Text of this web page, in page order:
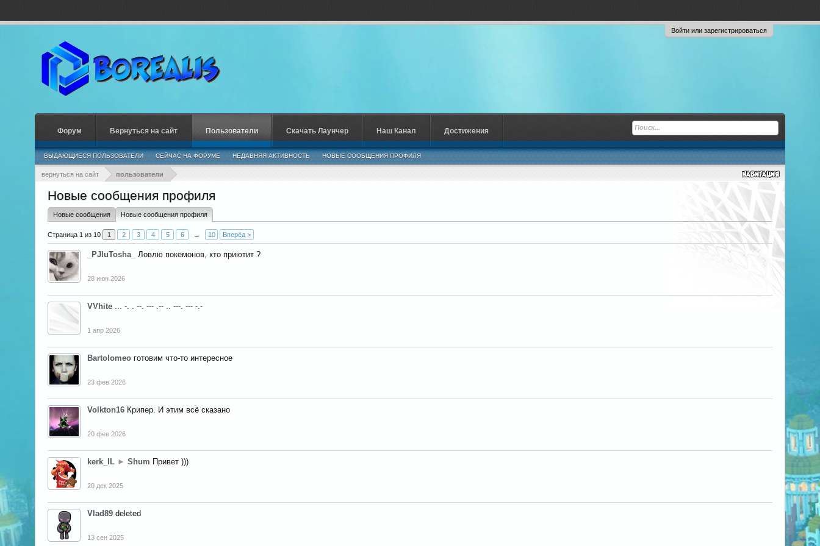
Войти или зарегистрироваться
вернуться на сайт пользователи
Новые сообщения профиля
Новые сообщения Новые сообщения профиля
Страница 1 из 10 1 2 3 4 5 6 → 10 Вперёд >
_PJluTosha_ Ловлю покемонов, кто приютит ?
28 июн 2026
VVhite ... -. . --. --- .-- .. ---. --- -.-
1 апр 2026
Bartolomeo готовим что-то интересное
23 фев 2026
Volkton16 Крипер. И этим всё сказано
20 фев 2026
kerk_IL ► Shum Привет )))
20 дек 2025
Vlad89 deleted
13 сен 2025
Форум Вернуться на сайт Пользователи
ВЫДАЮЩИЕСЯ ПОЛЬЗОВАТЕЛИ СЕЙЧАС НА ФОРУМЕ НЕДАВНЯЯ АКТИВНОСТЬ НОВЫЕ СООБЩЕНИЯ ПРОФИЛЯ
Скачать Лаунчер Наш Канал Достижения